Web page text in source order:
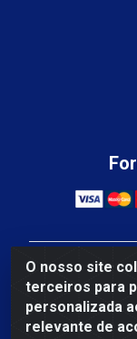
O nosso site
terceiros para
personalizada
relevante de
Mercosul
Quadra009
IV - Aparecida